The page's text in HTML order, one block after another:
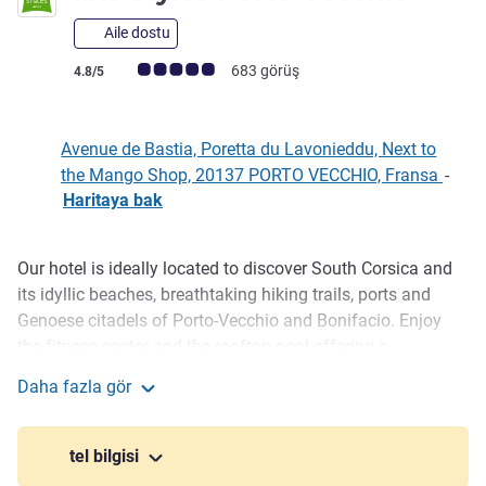
Aile dostu
Avis müşterileri puanı (ALL Puanlama)
4.8/5 683 görüş
Avenue de Bastia, Poretta du Lavonieddu, Next to
the Mango Shop, 20137 PORTO VECCHIO, Fransa -
Haritaya bak
Açıklama
Our hotel is ideally located to discover South Corsica and
its idyllic beaches, breathtaking hiking trails, ports and
Genoese citadels of Porto-Vecchio and Bonifacio. Enjoy
with local flavors, a contemporary beach bar, and a garden
of olive trees with a petanque court and foosball.
Welcome to Porto-Vecchio with its squares, narrow streets,
Daha fazla gör
tel bilgisi